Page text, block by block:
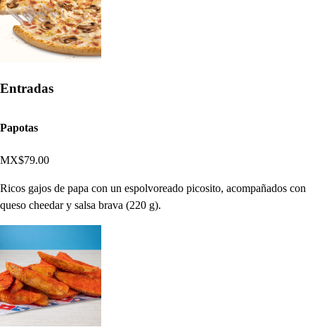
Entradas
Papotas
MX$79.00
Ricos gajos de papa con un espolvoreado picosito, acompañados con
queso cheedar y salsa brava (220 g).